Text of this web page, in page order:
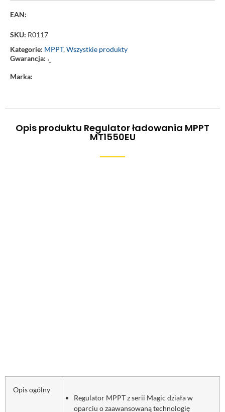
EAN:
SKU: R0117
Kategorie: MPPT,Wszystkie produkty
Gwarancja: ‘-
Marka:
Opis produktu Regulator ładowania MPPT
MT1550EU
Opis ogólny
Regulator MPPT z serii Magic działa w
oparciu o zaawansowaną technologię